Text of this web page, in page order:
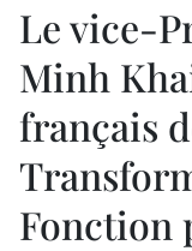
Le vice-
Minh
français
Fonction